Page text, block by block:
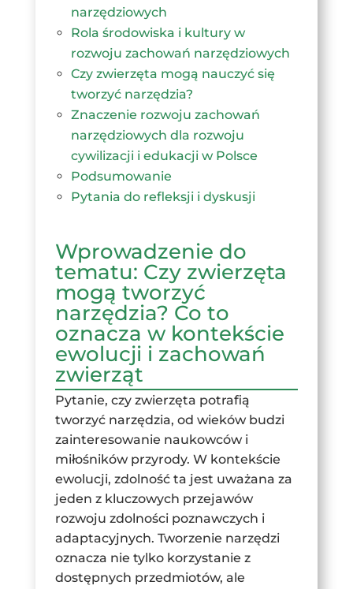
narzędziowych
Rola środowiska i kultury w
rozwoju zachowań narzędziowych
Czy zwierzęta mogą nauczyć się
tworzyć narzędzia?
Znaczenie rozwoju zachowań
narzędziowych dla rozwoju
cywilizacji i edukacji w Polsce
Podsumowanie
Pytania do refleksji i dyskusji
Wprowadzenie do
tematu: Czy zwierzęta
mogą tworzyć
narzędzia? Co to
oznacza w kontekście
ewolucji i zachowań
zwierząt
Pytanie, czy zwierzęta potrafią
tworzyć narzędzia, od wieków budzi
zainteresowanie naukowców i
miłośników przyrody. W kontekście
ewolucji, zdolność ta jest uważana za
jeden z kluczowych przejawów
rozwoju zdolności poznawczych i
adaptacyjnych. Tworzenie narzędzi
oznacza nie tylko korzystanie z
dostępnych przedmiotów, ale